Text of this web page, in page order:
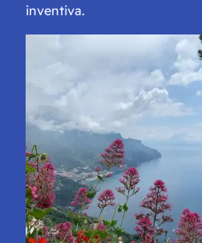
inventiva.